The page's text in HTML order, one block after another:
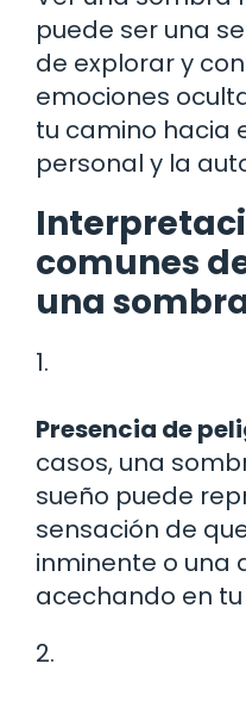
puede ser una
de explorar y
emociones
tu camino hacia
personal y la
comunes
una
1.
Presencia de
casos, una
sueño puede
sensación de
inminente o una
acechando en tu
2.